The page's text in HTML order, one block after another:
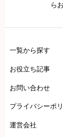
ら
一覧から探す
お役立ち記事
お問い合わせ
プライバシーポ
運営会社